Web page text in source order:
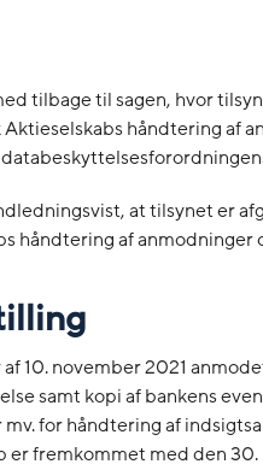
tilbage til sagen, hvor
håndtering af
at tilsynet er
håndtering af anmodninger
10. november 2021
samt kopi af bankens
for håndtering af
er fremkommet med den